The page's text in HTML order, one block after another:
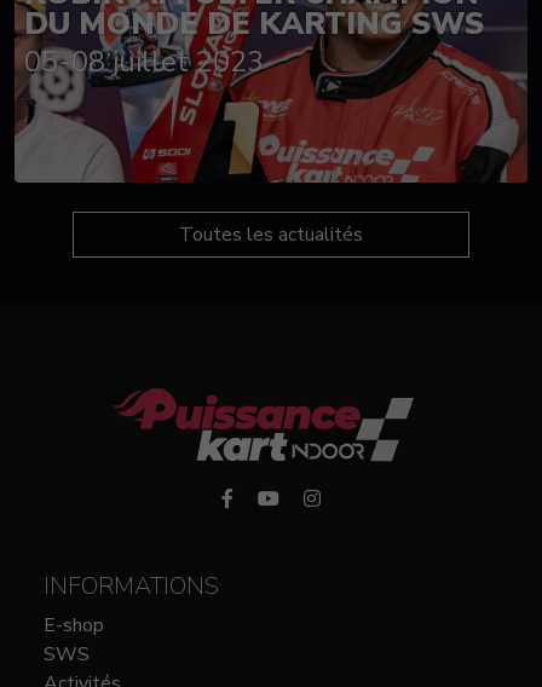
DU MONDE DE KARTING SWS
05-08 juillet 2023
Toutes les actualités
INFORMATIONS
E-shop
SWS